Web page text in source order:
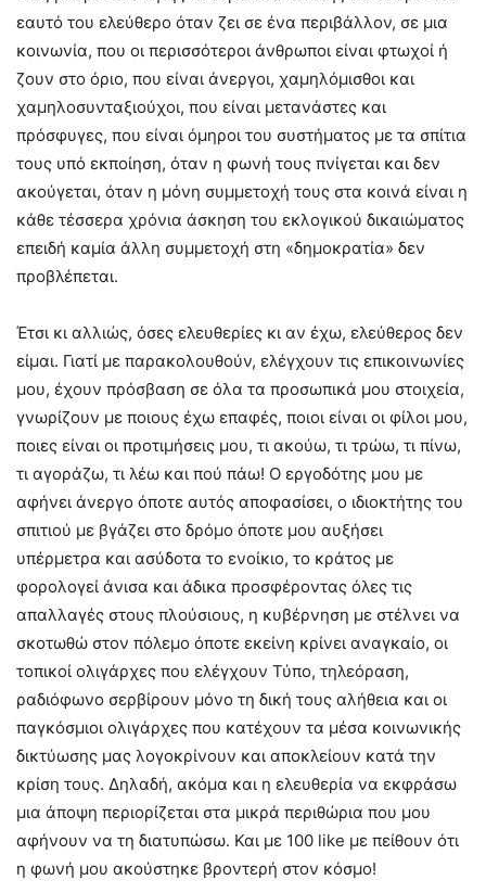
εαυτό του ελεύθερο όταν ζει σε ένα περιβάλλον, σε μια
κοινωνία, που οι περισσότεροι άνθρωποι είναι φτωχοί ή
ζουν στο όριο, που είναι άνεργοι, χαμηλόμισθοι και
χαμηλοσυνταξιούχοι, που είναι μετανάστες και
πρόσφυγες, που είναι όμηροι του συστήματος με τα σπίτια
τους υπό εκποίηση, όταν η φωνή τους πνίγεται και δεν
ακούγεται, όταν η μόνη συμμετοχή τους στα κοινά είναι η
κάθε τέσσερα χρόνια άσκηση του εκλογικού δικαιώματος
επειδή καμία άλλη συμμετοχή στη «δημοκρατία» δεν
προβλέπεται.
Έτσι κι αλλιώς, όσες ελευθερίες κι αν έχω, ελεύθερος δεν
είμαι. Γιατί με παρακολουθούν, ελέγχουν τις επικοινωνίες
μου, έχουν πρόσβαση σε όλα τα προσωπικά μου στοιχεία,
γνωρίζουν με ποιους έχω επαφές, ποιοι είναι οι φίλοι μου,
ποιες είναι οι προτιμήσεις μου, τι ακούω, τι τρώω, τι πίνω,
τι αγοράζω, τι λέω και πού πάω! Ο εργοδότης μου με
αφήνει άνεργο όποτε αυτός αποφασίσει, ο ιδιοκτήτης του
σπιτιού με βγάζει στο δρόμο όποτε μου αυξήσει
υπέρμετρα και ασύδοτα το ενοίκιο, το κράτος με
φορολογεί άνισα και άδικα προσφέροντας όλες τις
απαλλαγές στους πλούσιους, η κυβέρνηση με στέλνει να
σκοτωθώ στον πόλεμο όποτε εκείνη κρίνει αναγκαίο, οι
τοπικοί ολιγάρχες που ελέγχουν Τύπο, τηλεόραση,
ραδιόφωνο σερβίρουν μόνο τη δική τους αλήθεια και οι
παγκόσμιοι ολιγάρχες που κατέχουν τα μέσα κοινωνικής
δικτύωσης μας λογοκρίνουν και αποκλείουν κατά την
κρίση τους. Δηλαδή, ακόμα και η ελευθερία να εκφράσω
μια άποψη περιορίζεται στα μικρά περιθώρια που μου
αφήνουν να τη διατυπώσω. Και με 100 like με πείθουν ότι
η φωνή μου ακούστηκε βροντερή στον κόσμο!